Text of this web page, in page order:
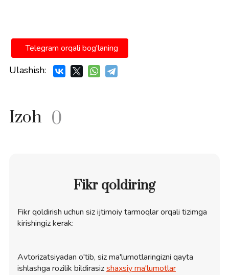
Telegram orqali bog'laning
Ulashish:
Izoh 0
Fikr qoldiring
Fikr qoldirish uchun siz ijtimoiy tarmoqlar orqali tizimga
kirishingiz kerak:
Avtorizatsiyadan o'tib, siz ma'lumotlaringizni qayta
ishlashga rozilik bildirasizshaxsiy ma'lumotlar